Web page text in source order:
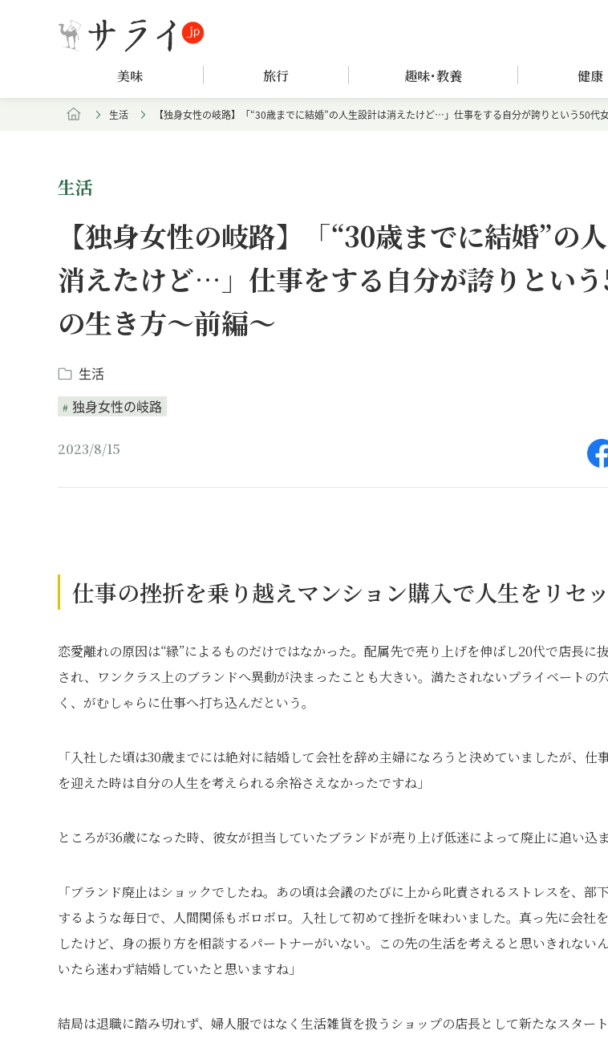
美味 旅行 趣味･教養 健康
生活 【独身女性の岐路】「“30歳までに結婚”の人生設計は消えたけど…」仕事をする自分が誇りという50代
生活
【独身女性の岐路】「“30歳までに結婚”の
消えたけど…」仕事をする自分が誇りとい
の生き方～前編～
生活
独身女性の岐路
2023/8/15
仕事の挫折を乗り越えマンション購入で人生をリセ
恋愛離れの原因は“縁”によるものだけではなかった。配属先で売り上げを伸ばし20代で店長に
され、ワンクラス上のブランドへ異動が決まったことも大きい。満たされないプライベートの
く、がむしゃらに仕事へ打ち込んだという。
「入社した頃は30歳までには絶対に結婚して会社を辞め主婦になろうと決めていましたが、仕
を迎えた時は自分の人生を考えられる余裕さえなかったですね」
ところが36歳になった時、彼女が担当していたブランドが売り上げ低迷によって廃止に追い込ま
「ブランド廃止はショックでしたね。あの頃は会議のたびに上から叱責されるストレスを、部
するような毎日で、人間関係もボロボロ。入社して初めて挫折を味わいました。真っ先に会社
したけど、身の振り方を相談するパートナーがいない。この先の生活を考えると思いきれない
いたら迷わず結婚していたと思いますね」
結局は退職に踏み切れず、婦人服ではなく生活雑貨を扱うショップの店長として新たなスター